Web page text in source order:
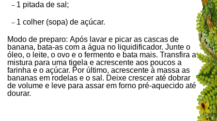
– 1 pitada de sal;
– 1 colher (sopa) de açúcar.
Modo de preparo: Após lavar e picar as cascas de
banana, bata-as com a água no liquidificador. Junte o
óleo, o leite, o ovo e o fermento e bata mais. Transfira a
mistura para uma tigela e acrescente aos poucos a
farinha e o açúcar. Por último, acrescente à massa as
bananas em rodelas e o sal. Deixe crescer até dobrar
de volume e leve para assar em forno pré-aquecido até
dourar.